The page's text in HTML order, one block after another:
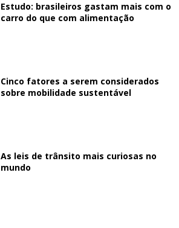
Estudo: brasileiros gastam mais com o
carro do que com alimentação
Cinco fatores a serem considerados
sobre mobilidade sustentável
As leis de trânsito mais curiosas no
mundo